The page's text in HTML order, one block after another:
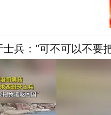
兵：“可不可以不要